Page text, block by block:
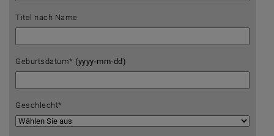
Titel nach Name
Geburtsdatum* (yyyy-mm-dd)
Geschlecht*